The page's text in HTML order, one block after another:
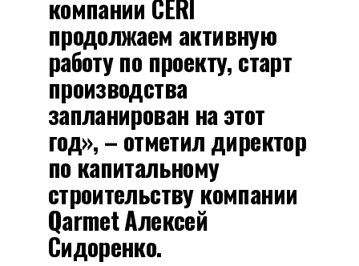
компании CERI
продолжаем активную
работу по проекту, старт
производства
запланирован на этот
год», – отметил директор
по капитальному
строительству компании
Qarmet Алексей
Сидоренко.